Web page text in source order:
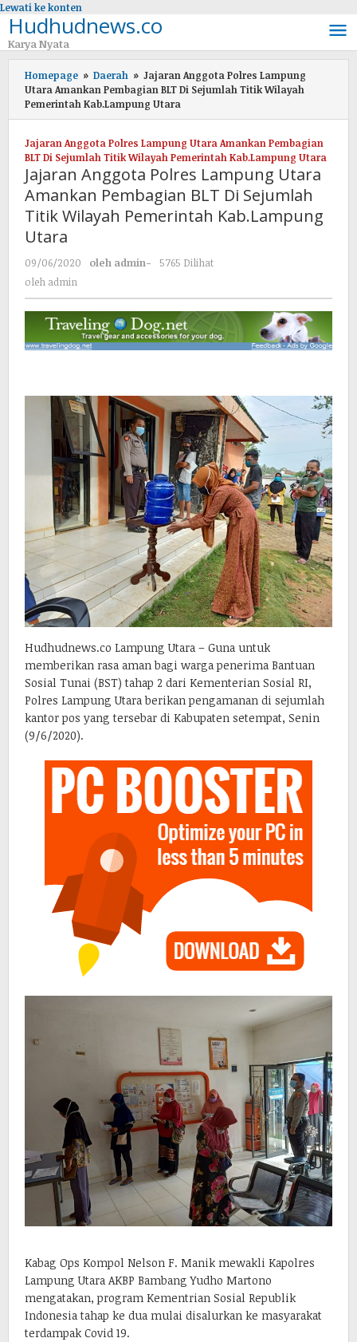
Lewati ke konten
Hudhudnews.co
Karya Nyata
Homepage » Daerah » Jajaran Anggota Polres Lampung
Utara Amankan Pembagian BLT Di Sejumlah Titik Wilayah
Pemerintah Kab.Lampung Utara
Jajaran Anggota Polres Lampung Utara Amankan Pembagian
BLT Di Sejumlah Titik Wilayah Pemerintah Kab.Lampung Utara
Jajaran Anggota Polres Lampung Utara
Amankan Pembagian BLT Di Sejumlah
Titik Wilayah Pemerintah Kab.Lampung
Utara
09/06/2020 oleh admin-
5765 Dilihat
oleh admin
Hudhudnews.co Lampung Utara – Guna untuk
memberikan rasa aman bagi warga penerima Bantuan
Sosial Tunai (BST) tahap 2 dari Kementerian Sosial RI,
Polres Lampung Utara berikan pengamanan di sejumlah
kantor pos yang tersebar di Kabupaten setempat, Senin
(9/6/2020).
Kabag Ops Kompol Nelson F. Manik mewakli Kapolres
Lampung Utara AKBP Bambang Yudho Martono
mengatakan, program Kementrian Sosial Republik
Indonesia tahap ke dua mulai disalurkan ke masyarakat
terdampak Covid 19.